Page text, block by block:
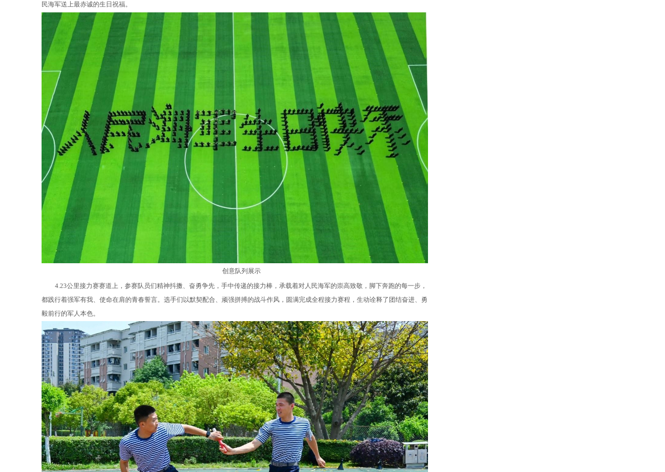
民海军送上最赤诚的生日祝福。
创意队列展示
4.23公里接力赛赛道上，参赛队员们精神抖擞、奋勇争先，手中传递的接力棒，承载着对人民海军的崇高致敬，脚下奔跑的每一步，
都践行着强军有我、使命在肩的青春誓言。选手们以默契配合、顽强拼搏的战斗作风，圆满完成全程接力赛程，生动诠释了团结奋进、勇
毅前行的军人本色。